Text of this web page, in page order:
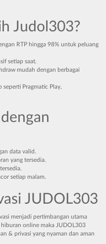
Judol303?
RTP hingga 98% untuk peluang
setiap saat.
mudah dengan berbagai
Pragmatic Play,
data valid.
yang tersedia.
setiap malam.
JUDOL303
menjadi pertimbangan utama
online maka JUDOL303
& privasi yang nyaman dan aman